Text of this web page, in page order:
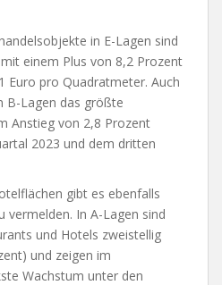
in E-Lagen sind
einem Plus von 8,2 Prozent
Euro pro Quadratmeter. Auch
B-Lagen das größte
Anstieg von 2,8 Prozent
2023 und dem dritten
gibt es ebenfalls
vermelden. In A-Lagen sind
und Hotels zweistellig
und zeigen im
Wachstum unter den